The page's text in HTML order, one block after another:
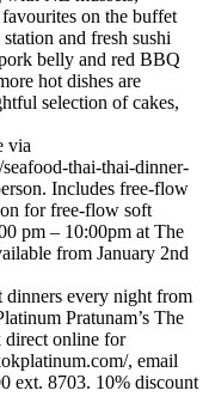
on the buffet
and fresh sushi
belly and red BBQ
hot dishes are
selection of cakes,
via
thai-thai-dinner-
Includes free-flow
for free-flow soft
pm – 10:00pm at The
from January 2nd
dinners every night from
Pratunam’s The
direct online for
, email
ext. 8703. 10% discount